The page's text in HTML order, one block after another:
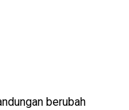
berubah